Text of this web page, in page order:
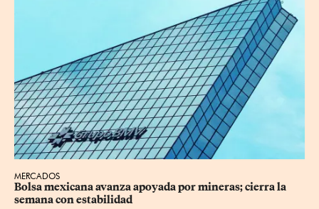
MERCADOS
Bolsa mexicana avanza apoyada por mineras; cierra la
semana con estabilidad